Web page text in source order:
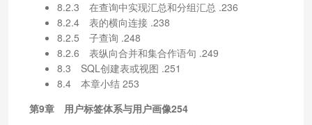
8.2.3 在查询中实现汇总和分组汇总 .236
8.2.4 表的横向连接 .238
8.2.5 子查询 .248
8.2.6 表纵向合并和集合作语句 .249
8.3 SQL创建表或视图 .251
8.4 本章小结 253
第9章 用户标签体系与用户画像254